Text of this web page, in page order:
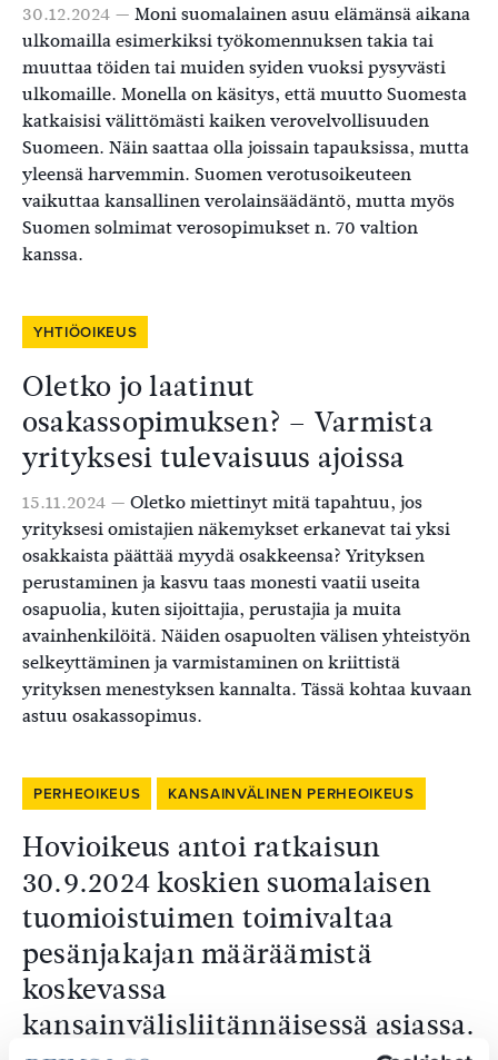
30.12.2024 — Moni suomalainen asuu elämänsä aikana
ulkomailla esimerkiksi työkomennuksen takia tai
muuttaa töiden tai muiden syiden vuoksi pysyvästi
ulkomaille. Monella on käsitys, että muutto Suomesta
katkaisisi välittömästi kaiken verovelvollisuuden
Suomeen. Näin saattaa olla joissain tapauksissa, mutta
yleensä harvemmin. Suomen verotusoikeuteen
vaikuttaa kansallinen verolainsäädäntö, mutta myös
Suomen solmimat verosopimukset n. 70 valtion
kanssa.
YHTIÖOIKEUS
Oletko jo laatinut
osakassopimuksen? – Varmista
yrityksesi tulevaisuus ajoissa
15.11.2024 — Oletko miettinyt mitä tapahtuu, jos
yrityksesi omistajien näkemykset erkanevat tai yksi
osakkaista päättää myydä osakkeensa? Yrityksen
perustaminen ja kasvu taas monesti vaatii useita
osapuolia, kuten sijoittajia, perustajia ja muita
avainhenkilöitä. Näiden osapuolten välisen yhteistyön
selkeyttäminen ja varmistaminen on kriittistä
yrityksen menestyksen kannalta. Tässä kohtaa kuvaan
astuu osakassopimus.
PERHEOIKEUS KANSAINVÄLINEN PERHEOIKEUS
Hovioikeus antoi ratkaisun
30.9.2024 koskien suomalaisen
tuomioistuimen toimivaltaa
pesänjakajan määräämistä
koskevassa
kansainvälisliitännäisessä asiassa.